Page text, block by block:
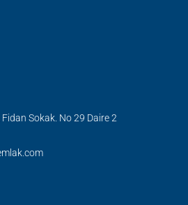
Sokak. No 29 Daire 2